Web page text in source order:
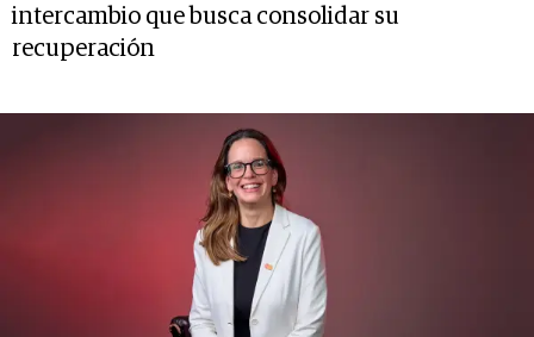
intercambio que busca consolidar su
recuperación